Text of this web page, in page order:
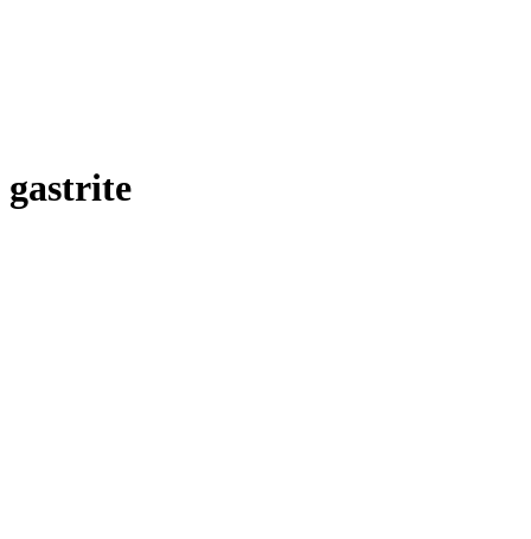
gastrite